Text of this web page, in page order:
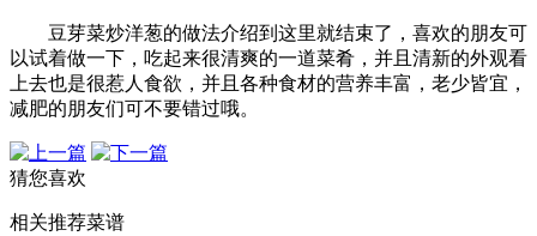
豆芽菜炒洋葱的做法介绍到这里就结束了，喜欢的朋友可
以试着做一下，吃起来很清爽的一道菜肴，并且清新的外观看
上去也是很惹人食欲，并且各种食材的营养丰富，老少皆宜，
减肥的朋友们可不要错过哦。
猜您喜欢
相关推荐菜谱